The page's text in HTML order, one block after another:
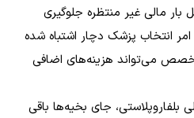
مالی غیر منتظره جلوگیری
انتخاب پزشک دچار اشتباه شده
می‌تواند هزینه‌های اضافی
بلفاروپلاستی، جای بخیه‌ها باقی